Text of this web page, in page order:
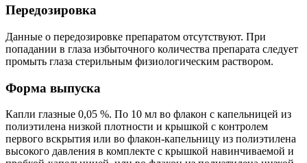
Передозировка
Данные о передозировке препаратом отсутствуют. При
попадании в глаза избыточного количества препарата следует
промыть глаза стерильным физиологическим раствором.
Форма выпуска
Капли глазные 0,05 %. По 10 мл во флакон с капельницей из
полиэтилена низкой плотности и крышкой с контролем
первого вскрытия или во флакон-капельницу из полиэтилена
высокого давления в комплекте с крышкой навинчиваемой и